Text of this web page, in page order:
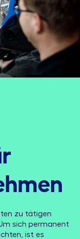
zu tätigen
sich permanent
ist es